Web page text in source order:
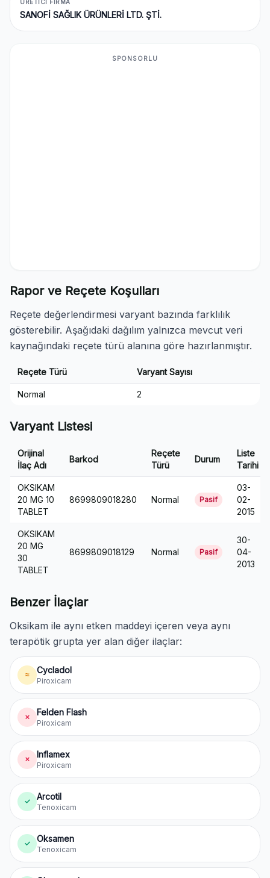
ÜRETICI FIRMA
SANOFİ SAĞLIK ÜRÜNLERİ LTD. ŞTİ.
SPONSORLU
Rapor ve Reçete Koşulları
Reçete değerlendirmesi varyant bazında farklılık
gösterebilir. Aşağıdaki dağılım yalnızca mevcut veri
kaynağındaki reçete türü alanına göre hazırlanmıştır.
Reçete Türü Varyant Sayısı
Normal 2
Varyant Listesi
Orijinal
İlaç Adı
Barkod
Reçete
Türü
Durum
Liste
Tarihi
OKSIKAM
20 MG 10
TABLET
8699809018280 Normal Pasif
03-
02-
2015
OKSIKAM
20 MG
30
TABLET
8699809018129 Normal Pasif
30-
04-
2013
Benzer İlaçlar
Oksikam ile aynı etken maddeyi içeren veya aynı
terapötik grupta yer alan diğer ilaçlar:
≈ Cycladol
Piroxicam
✗ Felden Flash
Piroxicam
✗ Inflamex
Piroxicam
✓ Arcotil
Tenoxicam
✓ Oksamen
Tenoxicam